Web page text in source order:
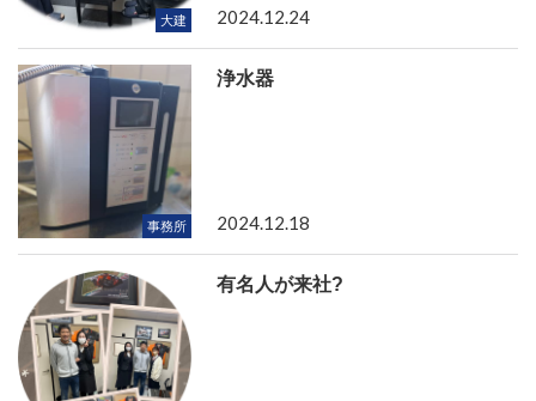
大建 2024.12.24
事務所
浄水器
2024.12.18
有名人が来社?